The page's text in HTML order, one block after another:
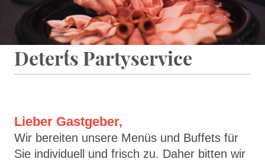
Detert´s Partyservice
Lieber Gastgeber,
Wir bereiten unsere Menüs und Buffets für
Sie individuell und frisch zu. Daher bitten wir